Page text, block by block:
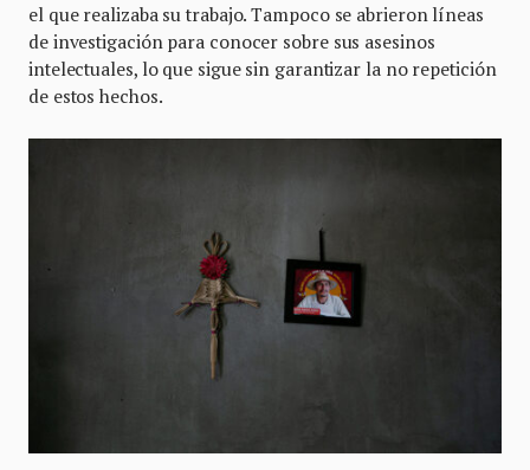
el que realizaba su trabajo. Tampoco se abrieron líneas
de investigación para conocer sobre sus asesinos
intelectuales, lo que sigue sin garantizar la no repetición
de estos hechos.